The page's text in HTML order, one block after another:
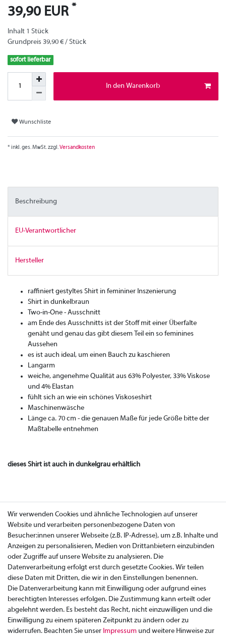
39,90 EUR *
Inhalt 1 Stück
Grundpreis 39,90 € / Stück
sofort lieferbar
In den Warenkorb
Wunschliste
* inkl. ges. MwSt. zzgl.Versandkosten
Beschreibung
EU-Verantwortlicher
Hersteller
raffiniert gestyltes Shirt in femininer Inszenierung
Shirt in dunkelbraun
Two-in-One - Ausschnitt
am Ende des Ausschnitts ist der Stoff mit einer Überfalte
genäht und genau das gibt diesem Teil ein so feminines
Aussehen
es ist auch ideal, um einen Bauch zu kaschieren
Langarm
weiche, angenehme Qualität aus 63% Polyester, 33% Viskose
und 4% Elastan
fühlt sich an wie ein schönes Viskoseshirt
Maschinenwäsche
Länge ca. 70 cm - die genauen Maße für jede Größe bitte der
Maßtabelle entnehmen
dieses Shirt ist auch in dunkelgrau erhältlich
Wir verwenden Cookies und ähnliche Technologien auf unserer
Website und verarbeiten personenbezogene Daten von
Besucher:innen unserer Webseite (z.B. IP-Adresse), um z.B. Inhalte und
Anzeigen zu personalisieren, Medien von Drittanbietern einzubinden
oder Zugriffe auf unsere Website zu analysieren. Die
Datenverarbeitung erfolgt erst durch gesetzte Cookies. Wir teilen
diese Daten mit Dritten, die wir in den Einstellungen benennen.
Die Datenverarbeitung kann mit Einwilligung oder aufgrund eines
berechtigten Interesses erfolgen. Die Zustimmung kann erteilt oder
abgelehnt werden. Es besteht das Recht, nicht einzuwilligen und die
Einwilligung zu einem späteren Zeitpunkt zu ändern oder zu
widerrufen. Beachten Sie unser Impressum und weitere Hinweise zur